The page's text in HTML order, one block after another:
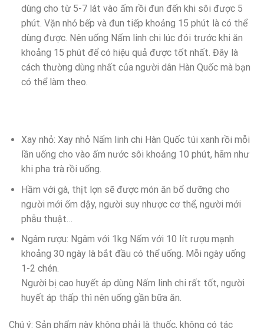
dùng cho từ 5-7 lát vào ấm rồi đun đến khi sôi được 5
phút. Vặn nhỏ bếp và đun tiếp khoảng 15 phút là có thể
dùng được. Nên uống Nấm linh chi lúc đói trước khi ăn
khoảng 15 phút để có hiệu quả được tốt nhất. Đây là
cách thường dùng nhất của người dân Hàn Quốc mà bạn
có thể làm theo.
Xay nhỏ: Xay nhỏ Nấm linh chi Hàn Quốc túi xanh rồi mỗi
lần uống cho vào ấm nước sôi khoảng 10 phút, hãm như
khi pha trà rồi uống.
Hầm với gà, thịt lợn sẽ được món ăn bổ dưỡng cho
người mới ốm dậy, người suy nhược cơ thể, người mới
phẫu thuật…
Ngâm rượu: Ngâm với 1kg Nấm với 10 lít rượu mạnh
khoảng 30 ngày là bắt đầu có thể uống. Mỗi ngày uống
1-2 chén.
Người bị cao huyết áp dùng Nấm linh chi rất tốt, người
huyết áp thấp thì nên uống gần bữa ăn.
Chú ý: Sản phẩm này không phải là thuốc, không có tác